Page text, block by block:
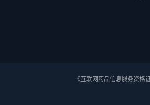
《互联网药品信息服务资